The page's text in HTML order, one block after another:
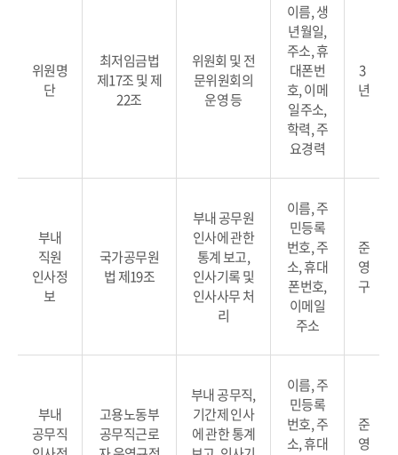
위원명
단
최저임금법
제17조 및 제
22조
위원회 및 전
문위원회의
운영 등
이름, 생
년월일,
주소, 휴
대폰번
호, 이메
일주소,
학력, 주
요경력
3
년
부내
직원
인사정
보
국가공무원
법 제19조
부내 공무원
인사에 관한
통계 보고,
인사기록 및
인사사무 처
리
이름, 주
민등록
번호, 주
소, 휴대
폰번호,
이메일
주소
준
영
구
부내
공무직
고용노동부
공무직근로
부내 공무직,
기간제 인사
에 관한 통계
이름, 주
민등록
번호, 주
소, 휴대
준
영